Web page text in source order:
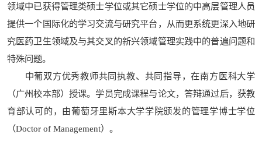
领域中已获得管理类硕士学位或其它硕士学位的中高层管理人员
提供一个国际化的学习交流与研究平台，从而更系统更深入地研
究医药卫生领域及与其交叉的新兴领域管理实践中的普遍问题和
特殊问题。
中葡双方优秀教师共同执教、共同指导，在南方医科大学
（广州校本部）授课。学员完成课程与论文，答辩通过后，获教
育部认可的，由葡萄牙里斯本大学学院颁发的管理学博士学位
（Doctor of Management）。